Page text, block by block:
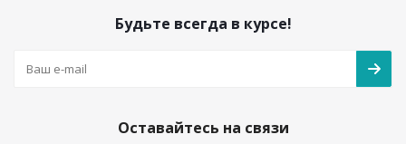
Будьте всегда в курсе!
Оставайтесь на связи